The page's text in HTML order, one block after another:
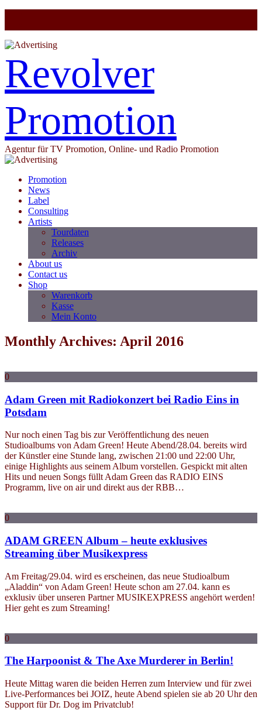
Revolver
Promotion
Agentur für TV Promotion, Online- und Radio Promotion
Promotion
News
Label
Consulting
Artists
Tourdaten
Releases
Archiv
About us
Contact us
Shop
Warenkorb
Kasse
Mein Konto
Monthly Archives: April 2016
0
Adam Green mit Radiokonzert bei Radio Eins in
Potsdam
Nur noch einen Tag bis zur Veröffentlichung des neuen
Studioalbums von Adam Green! Heute Abend/28.04. bereits wird
der Künstler eine Stunde lang, zwischen 21:00 und 22:00 Uhr,
einige Highlights aus seinem Album vorstellen. Gespickt mit alten
Hits und neuen Songs füllt Adam Green das RADIO EINS
Programm, live on air und direkt aus der RBB…
0
ADAM GREEN Album – heute exklusives
Streaming über Musikexpress
Am Freitag/29.04. wird es erscheinen, das neue Studioalbum
„Aladdin“ von Adam Green! Heute schon am 27.04. kann es
exklusiv über unseren Partner MUSIKEXPRESS angehört werden!
Hier geht es zum Streaming!
0
The Harpoonist & The Axe Murderer in Berlin!
Heute Mittag waren die beiden Herren zum Interview und für zwei
Live-Performances bei JOIZ, heute Abend spielen sie ab 20 Uhr den
Support für Dr. Dog im Privatclub!